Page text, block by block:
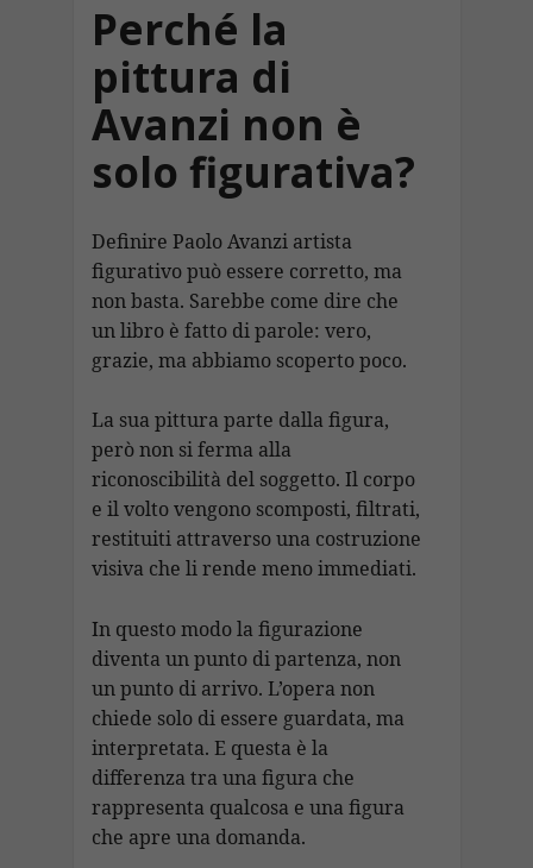
Perché la
pittura di
Avanzi non è
solo figurativa?
Definire Paolo Avanzi artista
figurativo può essere corretto, ma
non basta. Sarebbe come dire che
un libro è fatto di parole: vero,
grazie, ma abbiamo scoperto poco.
La sua pittura parte dalla figura,
però non si ferma alla
riconoscibilità del soggetto. Il corpo
e il volto vengono scomposti, filtrati,
restituiti attraverso una costruzione
visiva che li rende meno immediati.
In questo modo la figurazione
diventa un punto di partenza, non
un punto di arrivo. L’opera non
chiede solo di essere guardata, ma
interpretata. E questa è la
differenza tra una figura che
rappresenta qualcosa e una figura
che apre una domanda.